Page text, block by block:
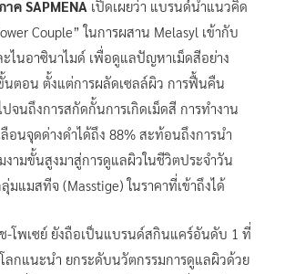
ค SAPMENA เปิดเผยว่า แบรนด์นำแนวคิด
Couple” ในการผสาน Melasyl เข้ากับ
ไนอาซินาไมด์ เพื่อดูแลปัญหาเม็ดสีอย่าง
ตอน ตั้งแต่การผลัดเซลล์ผิว การฟื้นคืน
ปจนถึงการสกัดกั้นการเกิดเม็ดสี การทำงาน
อนจุดด่างดำได้ถึง 88% สะท้อนถึงการนำ
งามขั้นสูงมาสู่การดูแลผิวในชีวิตประจำวัน
มแมสทีจ (Masstige) ในราคาที่เข้าถึงได้
-โพเซย์ ยังถือเป็นแบรนด์สกินแคร์อันดับ 1 ที่
กแนะนำ ยกระดับนวัตกรรมการดูแลผิวด้วย